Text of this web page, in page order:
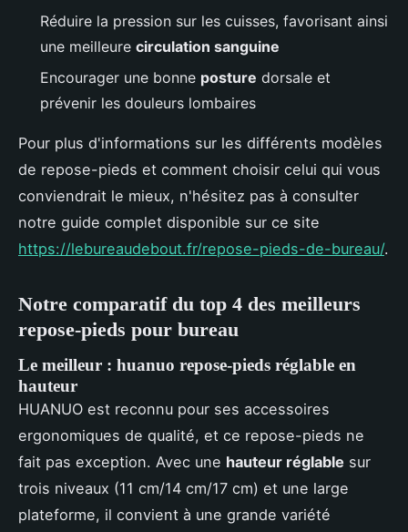
Réduire la pression sur les cuisses, favorisant ainsi
une meilleure circulation sanguine
Encourager une bonne posture dorsale et
prévenir les douleurs lombaires
Pour plus d'informations sur les différents modèles
de repose-pieds et comment choisir celui qui vous
conviendrait le mieux, n'hésitez pas à consulter
notre guide complet disponible sur ce site
https://lebureaudebout.fr/repose-pieds-de-bureau/.
Notre comparatif du top 4 des meilleurs
repose-pieds pour bureau
Le meilleur : huanuo repose-pieds réglable en
hauteur
HUANUO est reconnu pour ses accessoires
ergonomiques de qualité, et ce repose-pieds ne
fait pas exception. Avec une hauteur réglable sur
trois niveaux (11 cm/14 cm/17 cm) et une large
plateforme, il convient à une grande variété